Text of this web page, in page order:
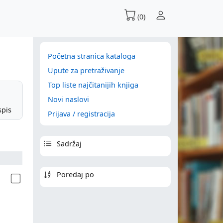
(0)
Početna stranica kataloga
Upute za pretraživanje
Top liste najčitanijih knjiga
Novi naslovi
Prijava / registracija
Sadržaj
Poredaj po